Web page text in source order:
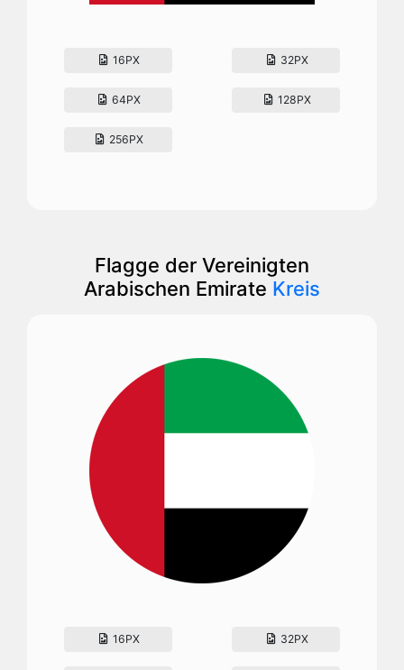
16PX 32PX
64PX 128PX
256PX
Flagge der Vereinigten
Arabischen Emirate Kreis
16PX 32PX